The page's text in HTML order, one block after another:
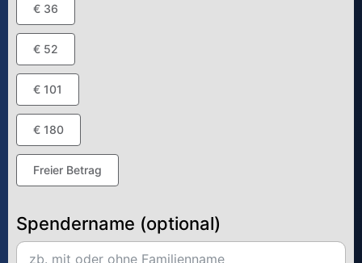
€ 36
€ 52
€ 101
€ 180
Freier Betrag
Spendername (optional)